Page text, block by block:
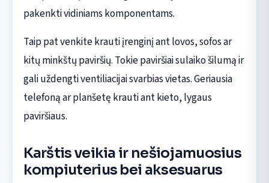
pakenkti vidiniams komponentams.
Taip pat venkite krauti įrenginį ant lovos, sofos ar
kitų minkštų paviršių. Tokie paviršiai sulaiko šilumą ir
gali uždengti ventiliacijai svarbias vietas. Geriausia
telefoną ar planšetę krauti ant kieto, lygaus
paviršiaus.
Karštis veikia ir nešiojamuosius
kompiuterius bei aksesuarus